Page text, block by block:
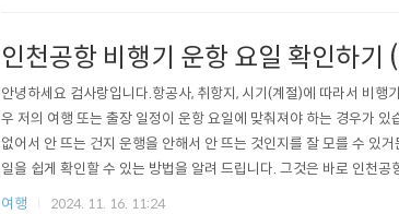
인천공항 비행기 운항 요일 확인하기
안녕하세요 컴사랑입니다.항공사, 취항지, 시기(계절)에 따라서 비행
우 저의 여행 또는 출장 일정이 운항 요일에 맞춰져야 하는 경우가 있
없어서 안 뜨는 건지 운행을 안해서 안 뜨는 것인지를 잘 모를 수 있
일을 쉽게 확인할 수 있는 방법을 알려 드립니다. 그것은 바로 인천
w.airport.kr/ap/ko/dep/pasRegSchList.do-> https://
여행 2024. 11. 16. 11:24